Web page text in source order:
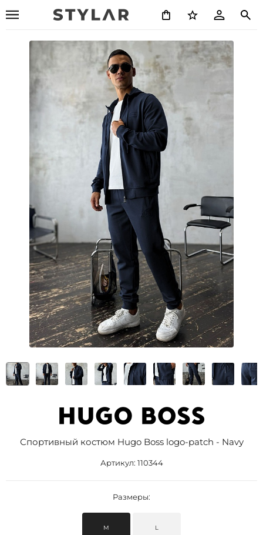
Спортивный костюм Hugo Boss logo-patch - Navy
Артикул: 110344
Размеры:
M L